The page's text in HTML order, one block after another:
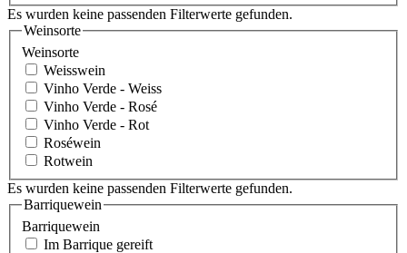
Es wurden keine passenden Filterwerte gefunden.
Weinsorte
Weinsorte
Weisswein
Vinho Verde - Weiss
Vinho Verde - Rosé
Vinho Verde - Rot
Roséwein
Rotwein
Es wurden keine passenden Filterwerte gefunden.
Barriquewein
Barriquewein
Im Barrique gereift